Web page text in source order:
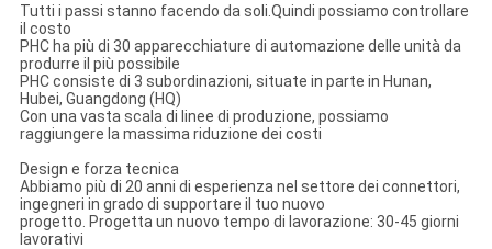
Tutti i passi stanno facendo da soli.Quindi possiamo controllare
il costo
PHC ha più di 30 apparecchiature di automazione delle unità da
produrre il più possibile
PHC consiste di 3 subordinazioni, situate in parte in Hunan,
Hubei, Guangdong (HQ)
Con una vasta scala di linee di produzione, possiamo
raggiungere la massima riduzione dei costi
Design e forza tecnica
Abbiamo più di 20 anni di esperienza nel settore dei connettori,
ingegneri in grado di supportare il tuo nuovo
progetto. Progetta un nuovo tempo di lavorazione: 30-45 giorni
lavorativi